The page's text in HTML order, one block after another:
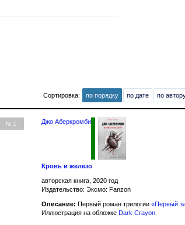
Сортировка: по порядку по дате по
№ 1 Джо Аберкромби
Кровь и железо
авторская книга, 2020 год
Издательство: Эксмо: Fanzon
Описание: Первый роман трилогии«Первый
Иллюстрация на обложке Dark Crayon